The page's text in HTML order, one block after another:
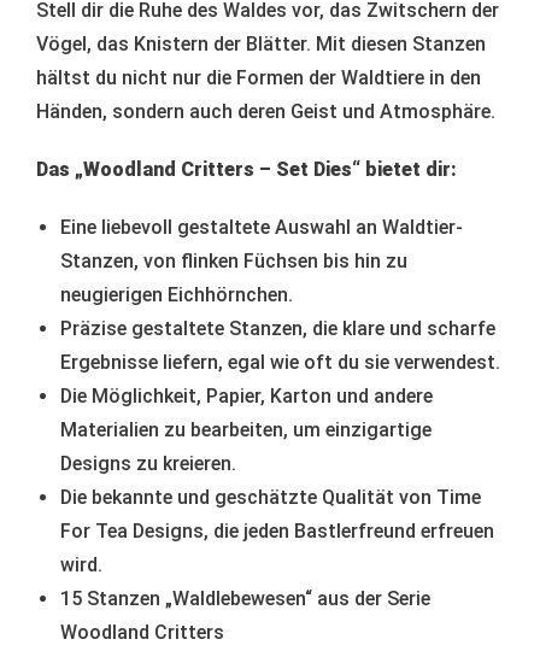
Stell dir die Ruhe des Waldes vor, das Zwitschern der
Vögel, das Knistern der Blätter. Mit diesen Stanzen
hältst du nicht nur die Formen der Waldtiere in den
Händen, sondern auch deren Geist und Atmosphäre.
Das „Woodland Critters – Set Dies“ bietet dir:
Eine liebevoll gestaltete Auswahl an Waldtier-
Stanzen, von flinken Füchsen bis hin zu
neugierigen Eichhörnchen.
Präzise gestaltete Stanzen, die klare und scharfe
Ergebnisse liefern, egal wie oft du sie verwendest.
Die Möglichkeit, Papier, Karton und andere
Materialien zu bearbeiten, um einzigartige
Designs zu kreieren.
Die bekannte und geschätzte Qualität von Time
For Tea Designs, die jeden Bastlerfreund erfreuen
wird.
15 Stanzen „Waldlebewesen“ aus der Serie
Woodland Critters